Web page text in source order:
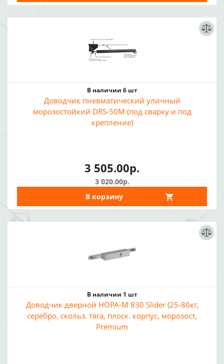
В наличии 6 шт
Доводчик пневматический уличный
морозостойкий DRS-50M (под сварку и под
крепление)
3 505.00р.
3 020.00р.
В корзину
В наличии 1 шт
Доводчик дверной НОРА-М 830 Slider (25-80кг,
серебро, скольз. тяга, плоск. корпус, морозост,
Premium